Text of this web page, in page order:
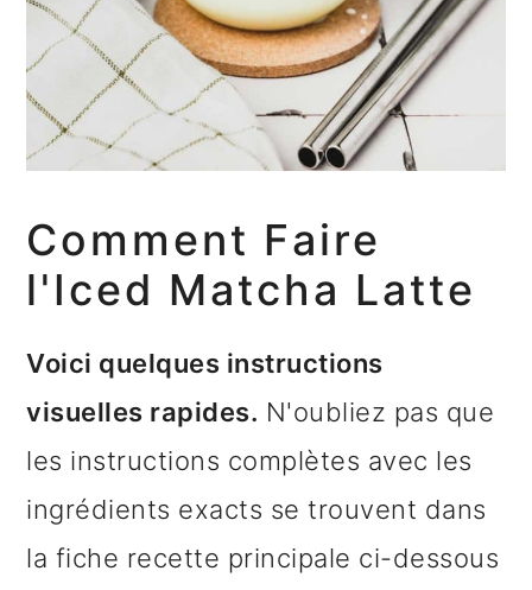
Comment Faire
l'Iced Matcha Latte
Voici quelques instructions
visuelles rapides. N'oubliez pas que
les instructions complètes avec les
ingrédients exacts se trouvent dans
la fiche recette principale ci-dessous